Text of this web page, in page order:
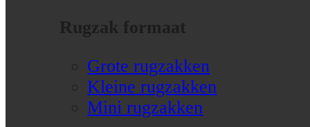
Rugzak formaat
Grote rugzakken
Kleine rugzakken
Mini rugzakken